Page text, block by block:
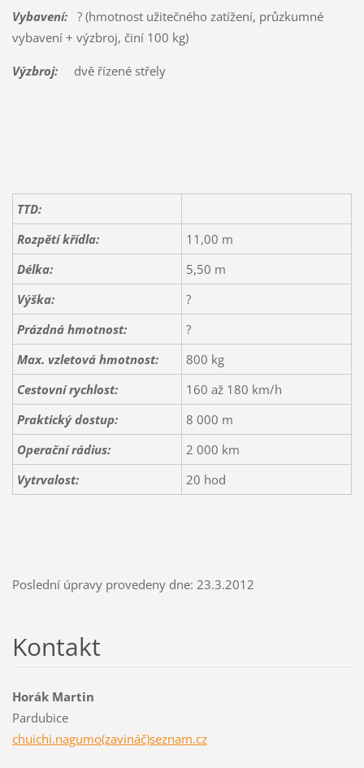
Vybavení:? (hmotnost užitečného zatížení, průzkumné
vybavení + výzbroj, činí 100 kg)
Výzbroj:dvě řízené střely
TTD:
Rozpětí křídla:
11,00 m
Délka:
5,50 m
Výška:
?
Prázdná hmotnost:
?
Max. vzletová hmotnost:
800 kg
Cestovní rychlost:
160 až 180 km/h
Praktický dostup:
8 000 m
Operační rádius:
2 000 km
Vytrvalost:
20 hod
Poslední úpravy provedeny dne: 23.3.2012
Kontakt
Horák Martin
Pardubice
chuichi.nagumo(zavináč)seznam.cz